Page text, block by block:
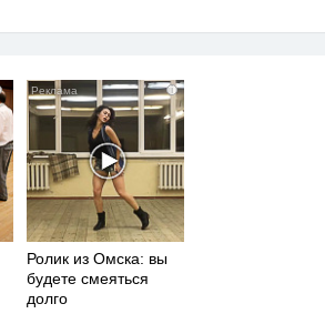
i
Ролик из Омска: вы
будете смеяться
долго